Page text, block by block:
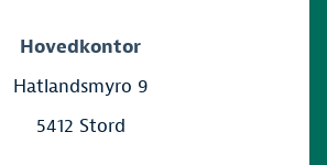
Hovedkontor
Hatlandsmyro 9
5412 Stord